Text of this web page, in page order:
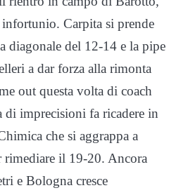
Carpita si prende
diagonale del 12-14 e la pipe
a dar forza alla rimonta
out questa volta di coach
di imprecisioni fa ricadere in
che si aggrappa a
rimediare il 19-20. Ancora
e Bologna cresce